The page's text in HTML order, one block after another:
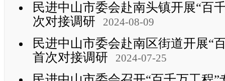
民进中山市委会赴南头镇开展“百
次对接调研
2024-08-09
民进中山市委会赴南区街道开展“
首次对接调研
2024-07-25